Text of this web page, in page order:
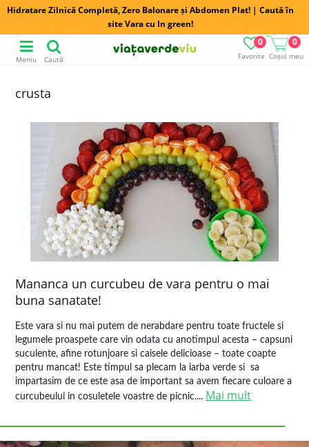
Hidratare Zilnică Completă, Zero Balonare și Abdomen Plat! | Caută în
site Vara cu In green!
Favorite
0
Coșul meu
0
Meniu Caută
crusta
Mananca un curcubeu de vara pentru o mai
buna sanatate!
Este vara si nu mai putem de nerabdare pentru toate fructele si
legumele proaspete care vin odata cu anotimpul acesta – capsuni
suculente, afine rotunjoare si caisele delicioase – toate coapte
pentru mancat! Este timpul sa plecam la iarba verde si sa
impartasim de ce este asa de important sa avem fiecare culoare a
curcubeului in cosuletele voastre de picnic.... Mai mult